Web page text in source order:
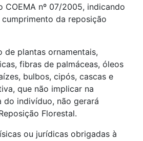
COEMA nº 07/2005, indicando
da reposição
de plantas ornamentais,
fibras de palmáceas, óleos
bulbos, cipós, cascas e
que não implicar na
do indivíduo, não gerará
Florestal.
ou jurídicas obrigadas à